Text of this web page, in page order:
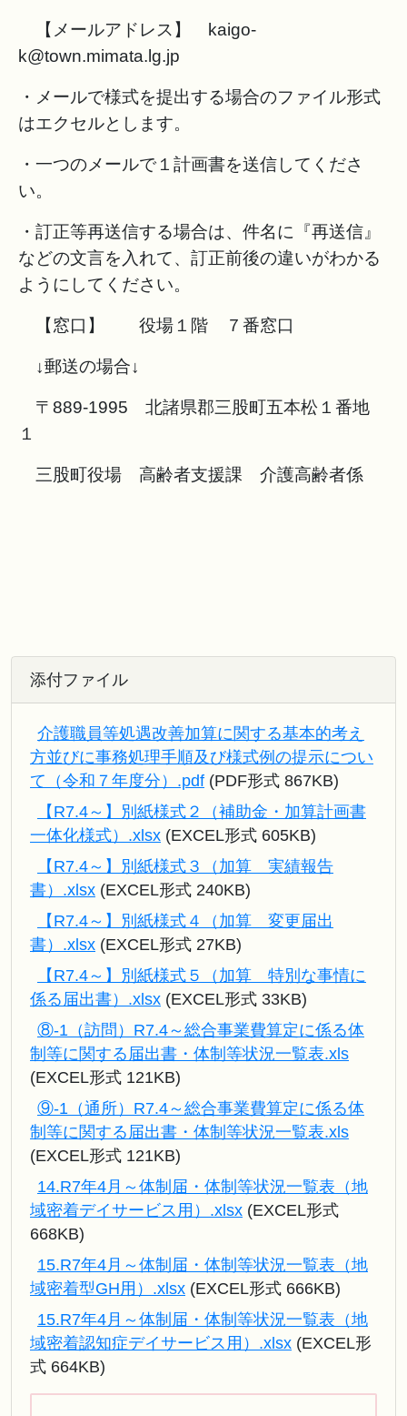
【メールアドレス】 kaigo-
k@town.mimata.lg.jp
・メールで様式を提出する場合のファイル形式
はエクセルとします。
・一つのメールで１計画書を送信してくださ
い。
・訂正等再送信する場合は、件名に『再送信』
などの文言を入れて、訂正前後の違いがわかる
ようにしてください。
【窓口】 役場１階 ７番窓口
↓郵送の場合↓
〒889-1995 北諸県郡三股町五本松１番地
１
三股町役場 高齢者支援課 介護高齢者係
添付ファイル
介護職員等処遇改善加算に関する基本的考え
方並びに事務処理手順及び様式例の提示につい
て（令和７年度分）.pdf (PDF形式 867KB)
【R7.4～】別紙様式２（補助金・加算計画書
一体化様式）.xlsx (EXCEL形式 605KB)
【R7.4～】別紙様式３（加算 実績報告
書）.xlsx (EXCEL形式 240KB)
【R7.4～】別紙様式４（加算 変更届出
書）.xlsx (EXCEL形式 27KB)
【R7.4～】別紙様式５（加算 特別な事情に
係る届出書）.xlsx (EXCEL形式 33KB)
⑧-1（訪問）R7.4～総合事業費算定に係る体
制等に関する届出書・体制等状況一覧表.xls
(EXCEL形式 121KB)
⑨-1（通所）R7.4～総合事業費算定に係る体
制等に関する届出書・体制等状況一覧表.xls
(EXCEL形式 121KB)
14.R7年4月～体制届・体制等状況一覧表（地
域密着デイサービス用）.xlsx (EXCEL形式
668KB)
15.R7年4月～体制届・体制等状況一覧表（地
域密着型GH用）.xlsx (EXCEL形式 666KB)
15.R7年4月～体制届・体制等状況一覧表（地
域密着認知症デイサービス用）.xlsx (EXCEL形
式 664KB)